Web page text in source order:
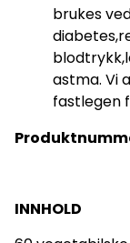
brukes
astma. Vi
fastlegen
INNHOLD